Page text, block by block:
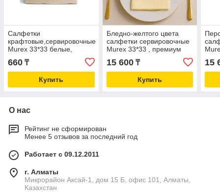
Салфетки
крафтовые,сервировочные
Murex 33*33 белые,
премиум качество,12
упаковок по 100шт
660 ₸
Купить
Бледно-желтого цвета
салфетки сервировочные
Murex 33*33 , премиум
качество,12 упаковок по
100шт
15 600₸
Купить
15
О нас
Рейтинг не сформирован
Менее 5 отзывов за последний год
Работает с 09.12.2011
г. Алматы
Микрорайон Аксай-1, дом 15 Б, офис 101, Алматы,
Казахстан